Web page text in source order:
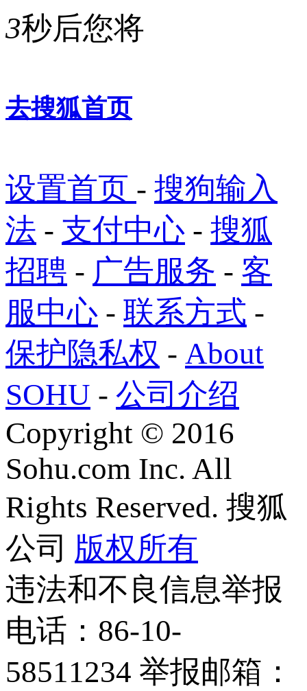
3秒后您将
去搜狐首页
设置首页 - 搜狗输入
法 - 支付中心 - 搜狐
招聘 - 广告服务 - 客
服中心 - 联系方式 -
保护隐私权 - About
SOHU - 公司介绍
Copyright © 2016
Sohu.com Inc. All
Rights Reserved. 搜狐
公司 版权所有
违法和不良信息举报
电话：86-10-
58511234 举报邮箱：